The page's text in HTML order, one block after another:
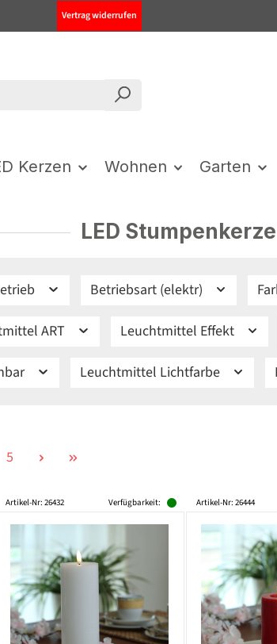
Vertrag widerrufen
Kerzen Wohnen Garten
LED
Betriebsart (elektr)
ART Leuchtmittel Effekt
Leuchtmittel Lichtfarbe
Seite
5
Artikel-Nr: 26432 Verfügbarkeit: Artikel-Nr: 26444